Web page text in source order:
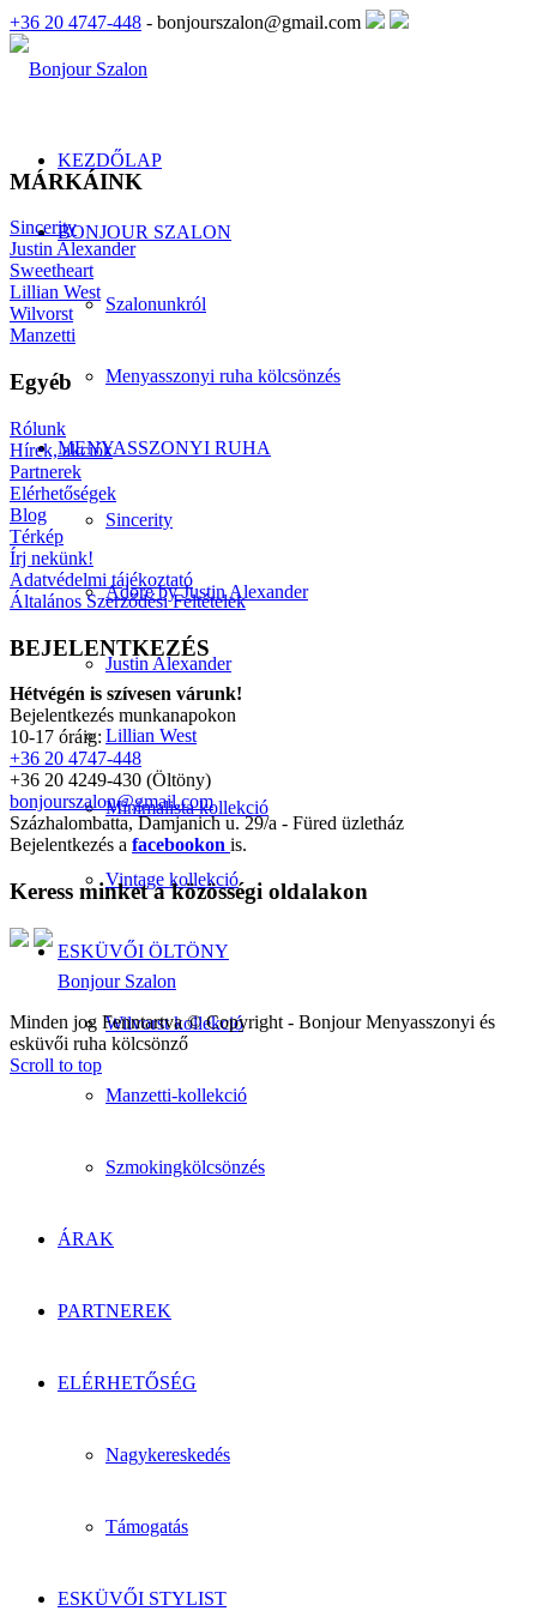
+36 20 4747-448 - bonjourszalon@gmail.com
KEZDŐLAP
BONJOUR SZALON
Szalonunkról
Menyasszonyi ruha kölcsönzés
MENYASSZONYI RUHA
Sincerity
Adore by Justin Alexander
Justin Alexander
Lillian West
Minimalista kollekció
Vintage kollekció
ESKÜVŐI ÖLTÖNY
Wilvorst kollekció
Manzetti-kollekció
Szmokingkölcsönzés
ÁRAK
PARTNEREK
ELÉRHETŐSÉG
Nagykereskedés
Támogatás
ESKÜVŐI STYLIST
MÁRKÁINK
Sincerity
Justin Alexander
Sweetheart
Lillian West
Wilvorst
Manzetti
Egyéb
Rólunk
Hírek, akciók
Partnerek
Elérhetőségek
Blog
Térkép
Írj nekünk!
Adatvédelmi tájékoztató
Általános Szerződési Feltételek
BEJELENTKEZÉS
Hétvégén is szívesen várunk!
Bejelentkezés munkanapokon
10-17 óráig:
+36 20 4747-448
+36 20 4249-430 (Öltöny)
bonjourszalon@gmail.com
Százhalombatta, Damjanich u. 29/a - Füred üzletház
Bejelentkezés a facebookon is.
Keress minket a közösségi oldalakon
Bonjour Szalon
Minden jog Fenntartva © Copyright - Bonjour Menyasszonyi és
esküvői ruha kölcsönző
Scroll to top